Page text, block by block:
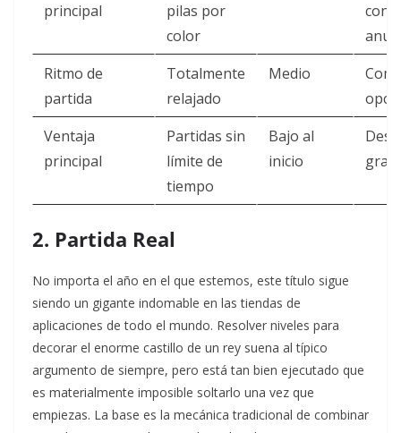
principal
pilas por
color
con
Ritmo de
partida
Totalmente
relajado
Medio
Ventaja
principal
Partidas sin
límite de
tiempo
Bajo al
inicio
2. Partida Real
No importa el año en el que estemos, este título sigue
siendo un gigante indomable en las tiendas de
aplicaciones de todo el mundo. Resolver niveles para
decorar el enorme castillo de un rey suena al típico
argumento de siempre, pero está tan bien ejecutado que
es materialmente imposible soltarlo una vez que
empiezas. La base es la mecánica tradicional de combinar